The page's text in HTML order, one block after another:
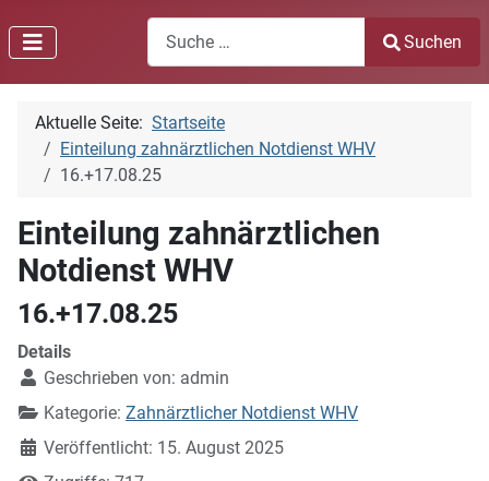
Search
Suchen
Aktuelle Seite: Startseite
Einteilung zahnärztlichen Notdienst WHV
16.+17.08.25
Einteilung zahnärztlichen
Notdienst WHV
16.+17.08.25
Details
Geschrieben von: admin
Kategorie: Zahnärztlicher Notdienst WHV
Veröffentlicht: 15. August 2025